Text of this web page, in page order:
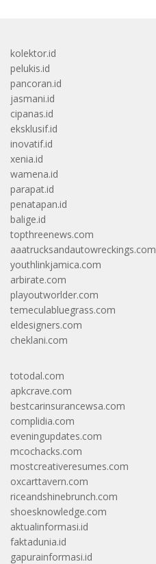
kolektor.id
pelukis.id
pancoran.id
jasmani.id
cipanas.id
eksklusif.id
inovatif.id
xenia.id
wamena.id
parapat.id
penatapan.id
balige.id
topthreenews.com
aaatrucksandautowreckings.com
youthlinkjamica.com
arbirate.com
playoutworlder.com
temeculabluegrass.com
eldesigners.com
cheklani.com
totodal.com
apkcrave.com
bestcarinsurancewsa.com
complidia.com
eveningupdates.com
mcochacks.com
mostcreativeresumes.com
oxcarttavern.com
riceandshinebrunch.com
shoesknowledge.com
aktualinformasi.id
faktadunia.id
gapurainformasi.id